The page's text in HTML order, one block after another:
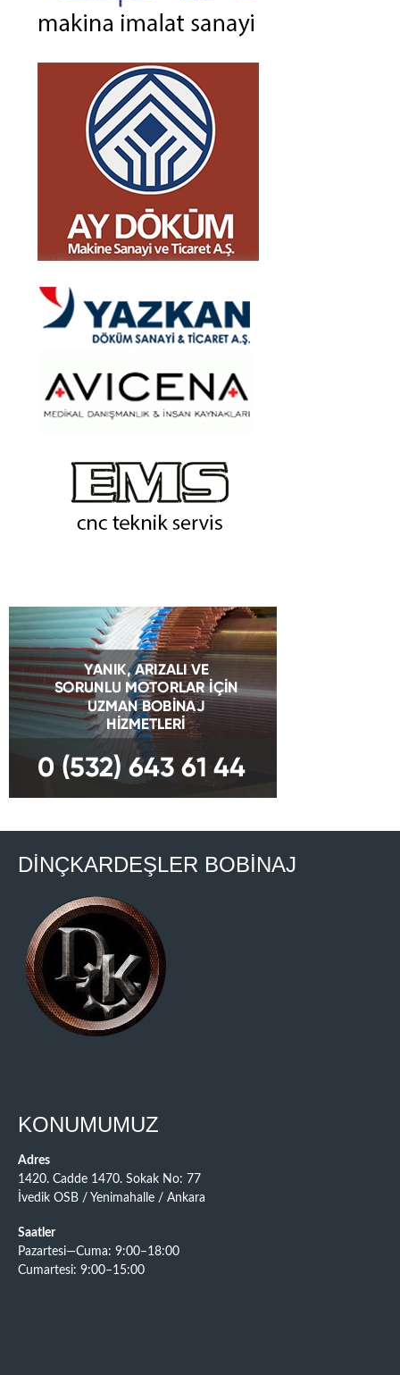
DİNÇKARDEŞLER BOBİNAJ
KONUMUMUZ
Adres
1420. Cadde 1470. Sokak No: 77
İvedik OSB / Yenimahalle / Ankara
Saatler
Pazartesi—Cuma: 9:00–18:00
Cumartesi: 9:00–15:00